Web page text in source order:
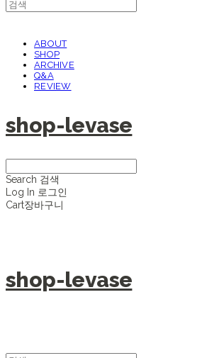
ABOUT
SHOP
ARCHIVE
Q&A
REVIEW
shop-levase
Search 검색
Log In 로그인
Cart장바구니
shop-levase